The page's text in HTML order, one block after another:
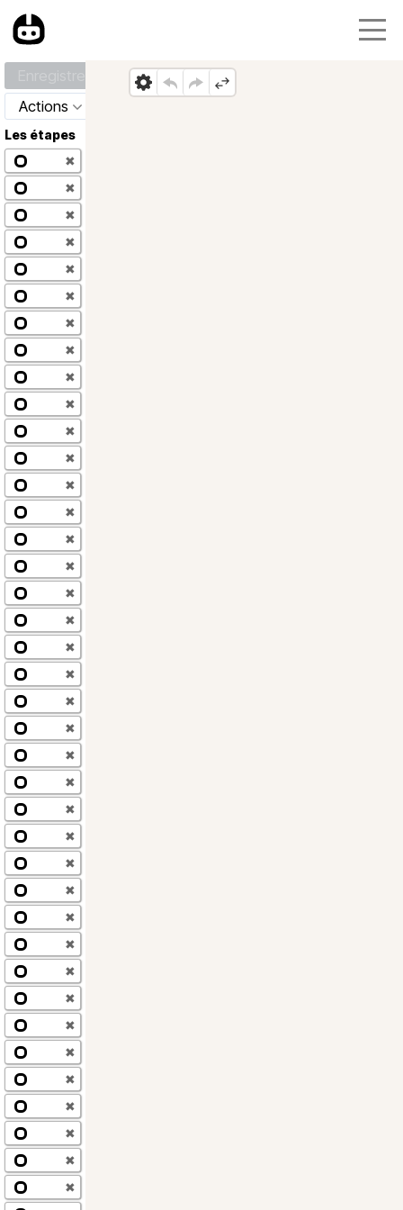
Actions
Les étapes
✖
✖
✖
✖
✖
✖
✖
✖
✖
✖
✖
✖
✖
✖
✖
✖
✖
✖
✖
✖
✖
✖
✖
✖
✖
✖
✖
✖
✖
✖
✖
✖
✖
✖
✖
✖
✖
✖
✖